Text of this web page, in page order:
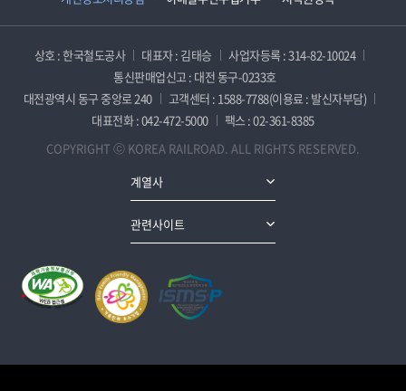
상호 : 한국철도공사 대표자 : 김태승
사업자등록 : 314-82-10024
통신판매업신고 : 대전 동구-0233호
대전광역시 동구 중앙로 240
고객센터 : 1588-7788(이용료 : 발신자부담)
대표전화 : 042-472-5000
팩스 : 02-361-8385
COPYRIGHT ⓒ KOREA RAILROAD. ALL RIGHTS RESERVED.
계열사
관련사이트